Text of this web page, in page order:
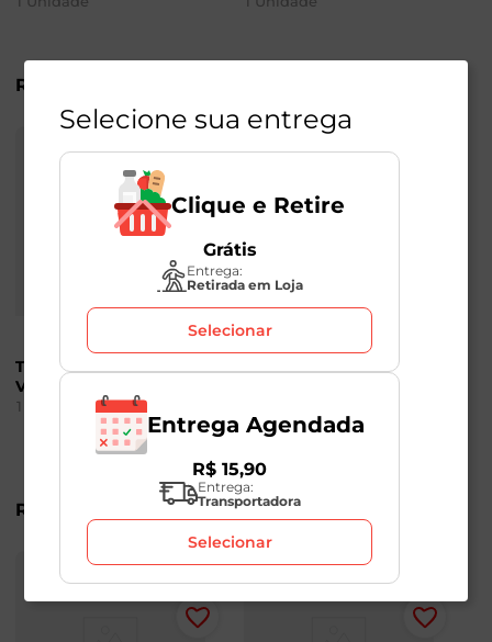
R$
Torrada Natural Fiesta
Vegana Fhom 110g
1
R$
Torrada Integral
Fiesta Vegano Fhom
1 Unidade
R$ 22,49
Selecione sua entrega
Clique e Retire
Grátis
Entrega:
Retirada em Loja
Selecionar
Entrega Agendada
R$ 15,90
Entrega:
Transportadora
Selecionar